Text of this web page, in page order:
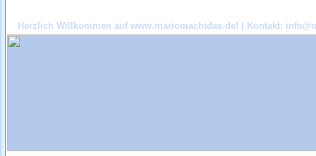
Herzlich Willkommen auf www.mariomachtdas.de! | Kontakt: